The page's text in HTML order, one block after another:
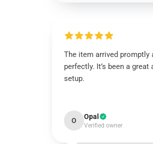
The item arrived promptly
perfectly. It’s been a
setup.
O Opal
Verified owner